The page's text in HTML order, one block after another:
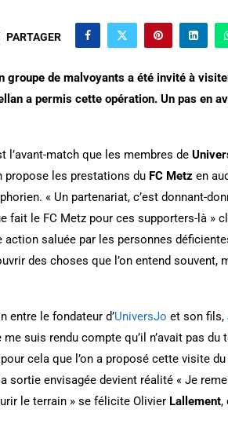
PARTAGER
groupe de malvoyants a été invité à
a permis cette opération. Un pas en
l’avant-match que les membres de
propose les prestations du FC Metz en
« Un partenariat, c’est donnant-
fait le FC Metz pour ces supporters-là »
saluée par les personnes
des choses que l’on entend
entre le fondateur d’UniversJo et son fils,
suis rendu compte qu’il n’avait pas
cela que l’on a proposé cette visite
sortie envisagée devient réalité « Je
le terrain » se félicite Olivier Lallement,